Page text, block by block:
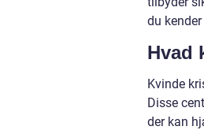
du
Hvad
Kvinde
Disse
der kan